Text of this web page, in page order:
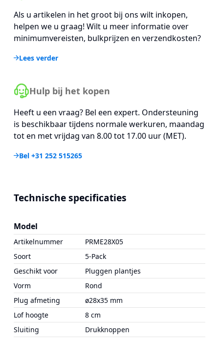
Als u artikelen in het groot bij ons wilt inkopen,
helpen we u graag! Wilt u meer informatie over
minimumvereisten, bulkprijzen en verzendkosten?
Lees verder
Hulp bij het kopen
Heeft u een vraag? Bel een expert. Ondersteuning
is beschikbaar tijdens normale werkuren, maandag
tot en met vrijdag van 8.00 tot 17.00 uur (MET).
Bel +31 252 515265
Technische specificaties
Model
Artikelnummer
PRME28X05
Soort
5-Pack
Geschikt voor
Pluggen plantjes
Vorm
Rond
Plug afmeting
ø28x35 mm
Lof hoogte
8 cm
Sluiting
Drukknoppen